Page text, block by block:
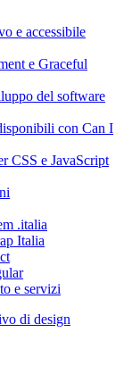
e accessibile
e Graceful
del software
con Can I
CSS e JavaScript
.italia
Italia
e servizi
di design